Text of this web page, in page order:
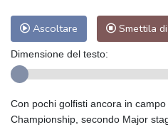
Ascoltare Smettila
Dimensione del testo:
Con pochi golfisti ancora in
Championship, secondo Major